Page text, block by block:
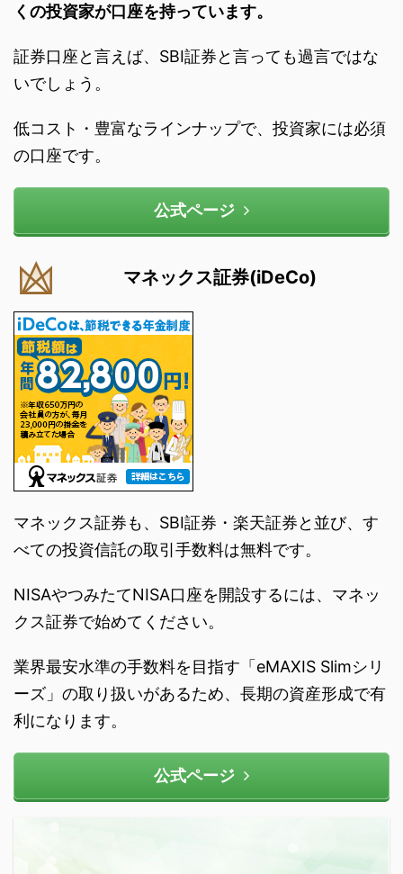
くの投資家が口座を持っています。
証券口座と言えば、SBI証券と言っても過言ではな
いでしょう。
低コスト・豊富なラインナップで、投資家には必須
の口座です。
公式ページ
マネックス証券(iDeCo)
マネックス証券も、SBI証券・楽天証券と並び、す
べての投資信託の取引手数料は無料です。
NISAやつみたてNISA口座を開設するには、マネッ
クス証券で始めてください。
業界最安水準の手数料を目指す「eMAXIS Slimシリ
ーズ」の取り扱いがあるため、長期の資産形成で有
利になります。
公式ページ